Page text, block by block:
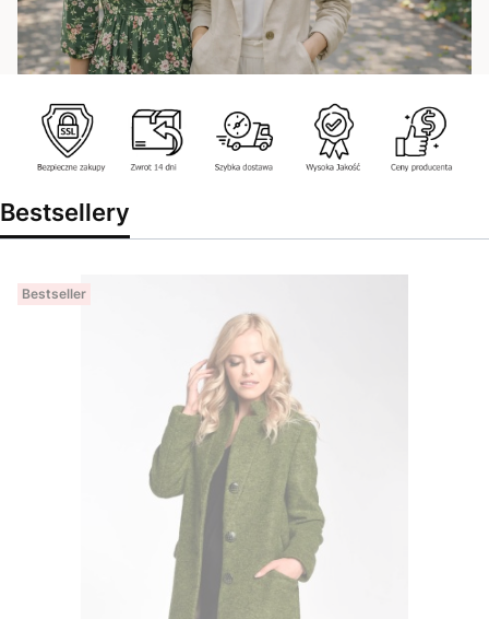
Bestsellery
Bestseller